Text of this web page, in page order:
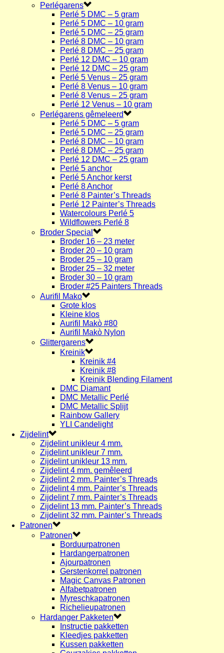
Perlégarens
Perlé 5 DMC – 5 gram
Perlé 5 DMC – 10 gram
Perlé 5 DMC – 25 gram
Perlé 8 DMC – 10 gram
Perlé 8 DMC – 25 gram
Perlé 12 DMC – 10 gram
Perlé 12 DMC – 25 gram
Perlé 5 Venus – 25 gram
Perlé 8 Venus – 10 gram
Perlé 8 Venus – 25 gram
Perlé 12 Venus – 10 gram
Perlégarens gêmeleerd
Perlé 5 DMC – 5 gram
Perlé 5 DMC – 25 gram
Perlé 8 DMC – 10 gram
Perlé 8 DMC – 25 gram
Perlé 12 DMC – 25 gram
Perlé 5 anchor
Perlé 5 Anchor kerst
Perlé 8 Anchor
Perlé 8 Painter’s Threads
Perlé 12 Painter’s Threads
Watercolours Perlé 5
Wildflowers Perlé 8
Broder Special
Broder 16 – 23 meter
Broder 20 – 10 gram
Broder 25 – 10 gram
Broder 25 – 32 meter
Broder 30 – 10 gram
Broder #25 Painters Threads
Aurifil Mako
Grote klos
Kleine klos
Aurifil Makò #80
Aurifil Makò Nylon
Glittergarens
Kreinik
Kreinik #4
Kreinik #8
Kreinik Blending Filament
DMC Diamant
DMC Metallic Perlé
DMC Metallic Splijt
Rainbow Gallery
YLI Candelight
Zijdelint
Zijdelint unikleur 4 mm.
Zijdelint unikleur 7 mm.
Zijdelint unikleur 13 mm.
Zijdelint 4 mm. gemêleerd
Zijdelint 2 mm. Painter’s Threads
Zijdelint 4 mm. Painter’s Threads
Zijdelint 7 mm. Painter’s Threads
Zijdelint 13 mm. Painter’s Threads
Zijdelint 32 mm. Painter’s Threads
Patronen
Patronen
Borduurpatronen
Hardangerpatronen
Ajourpatronen
Gerstenkorrel patronen
Magic Canvas Patronen
Alfabetpatronen
Myreschkapatronen
Richelieupatronen
Hardanger Pakketen
Instructie pakketten
Kleedjes pakketten
Kussen pakketten